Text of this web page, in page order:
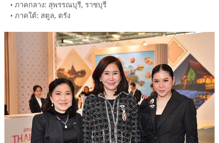
• ภาคกลาง: สุพรรณบุรี, ราชบุรี
• ภาคใต้: สตูล, ตรัง